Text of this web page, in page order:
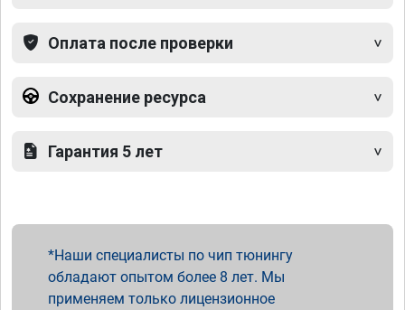
Оплата после проверки
Сохранение ресурса
Гарантия 5 лет
Наши специалисты по чип тюнингу
обладают опытом более 8 лет. Мы
применяем только лицензионное